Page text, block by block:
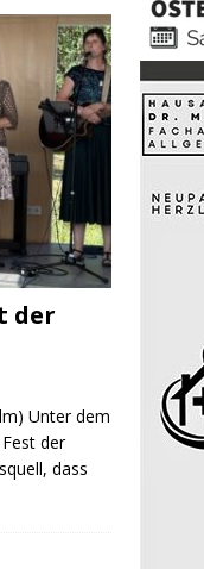
der
Unter dem
der
dass